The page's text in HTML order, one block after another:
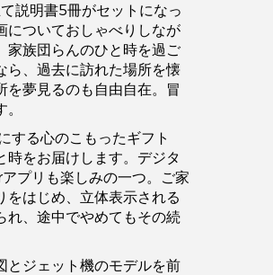
説明書5冊がセットになっ
についておしゃべりしなが
家族団らんのひと時を過ご
ら、過去に訪れた場所を懐
を夢見るのも自由自在。冒
する心のこもったギフト
時をお届けします。デジタ
プリも楽しみの一つ。ご家
をはじめ、立体表示される
れ、途中でやめてもその続
とジェット機のモデルを前